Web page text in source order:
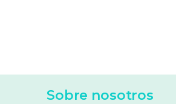
Sobre nosotros